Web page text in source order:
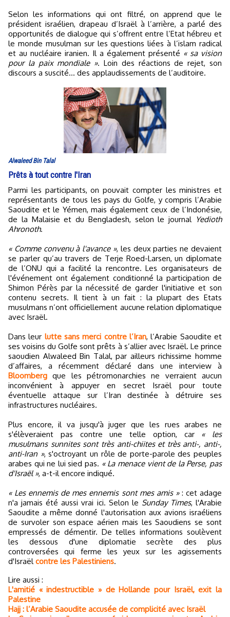
Selon les informations qui ont filtré, on apprend que le
président israélien, drapeau d’Israël à l’arrière, a parlé des
opportunités de dialogue qui s’offrent entre l’Etat hébreu et
le monde musulman sur les questions liées à l’islam radical
et au nucléaire iranien. Il a également présenté « sa vision
pour la paix mondiale ». Loin des réactions de rejet, son
discours a suscité… des applaudissements de l’auditoire.
Alwaleed Bin Talal
Prêts à tout contre l'Iran
Parmi les participants, on pouvait compter les ministres et
représentants de tous les pays du Golfe, y compris l’Arabie
Saoudite et le Yémen, mais également ceux de l’Indonésie,
de la Malaisie et du Bengladesh, selon le journal Yedioth
Ahronoth.
« Comme convenu à l'avance », les deux parties ne devaient
se parler qu’au travers de Terje Roed-Larsen, un diplomate
de l’ONU qui a facilité la rencontre. Les organisateurs de
l'événement ont également conditionné la participation de
Shimon Pérès par la nécessité de garder l'initiative et son
contenu secrets. Il tient à un fait : la plupart des Etats
musulmans n’ont officiellement aucune relation diplomatique
avec Israël.
Dans leur lutte sans merci contre l’Iran, l’Arabie Saoudite et
ses voisins du Golfe sont prêts à s’allier avec Israël. Le prince
saoudien Alwaleed Bin Talal, par ailleurs richissime homme
d’affaires, a récemment déclaré dans une interview à
Bloomberg que les pétromonarchies ne verraient aucun
inconvénient à appuyer en secret Israël pour toute
éventuelle attaque sur l’Iran destinée à détruire ses
infrastructures nucléaires.
Plus encore, il va jusqu'à juger que les rues arabes ne
s'élèveraient pas contre une telle option, car « les
musulmans sunnites sont très anti-chiites et très anti-, anti-,
anti-Iran », s'octroyant un rôle de porte-parole des peuples
arabes qui ne lui sied pas. « La menace vient de la Perse, pas
d'Israël », a-t-il encore indiqué.
« Les ennemis de mes ennemis sont mes amis »: cet adage
n'a jamais été aussi vrai ici. Selon le Sunday Times, l'Arabie
Saoudite a même donné l'autorisation aux avions israéliens
de survoler son espace aérien mais les Saoudiens se sont
empressés de démentir. De telles informations soulèvent
les dessous d'une diplomatie secrète des plus
controversées qui ferme les yeux sur les agissements
d'Israëlcontre les Palestiniens.
Lire aussi :
L'amitié « indestructible » de Hollande pour Israël, exit la
Palestine
Hajj : l’Arabie Saoudite accusée de complicité avec Israël